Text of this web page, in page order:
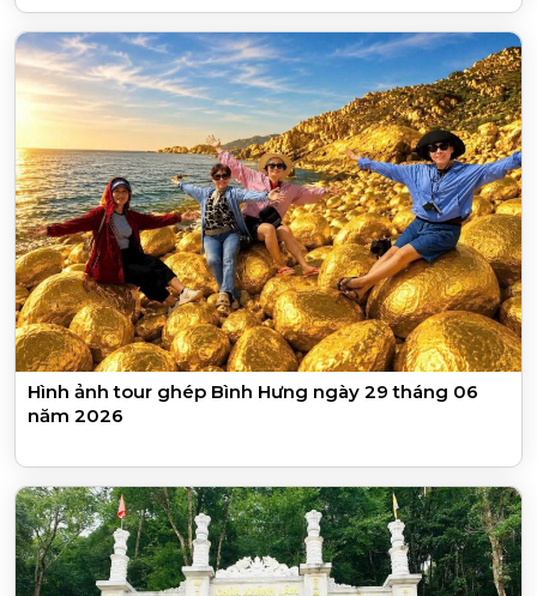
Hình ảnh tour ghép Bình Hưng ngày 29 tháng 06
năm 2026